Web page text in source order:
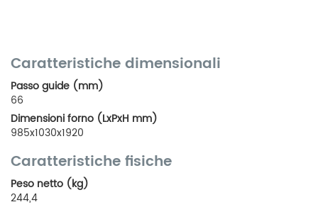
Caratteristiche dimensionali
Passo guide (mm)
66
Dimensioni forno (LxPxH mm)
985x1030x1920
Caratteristiche fisiche
Peso netto (kg)
244,4